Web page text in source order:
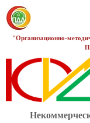
"Организационно-